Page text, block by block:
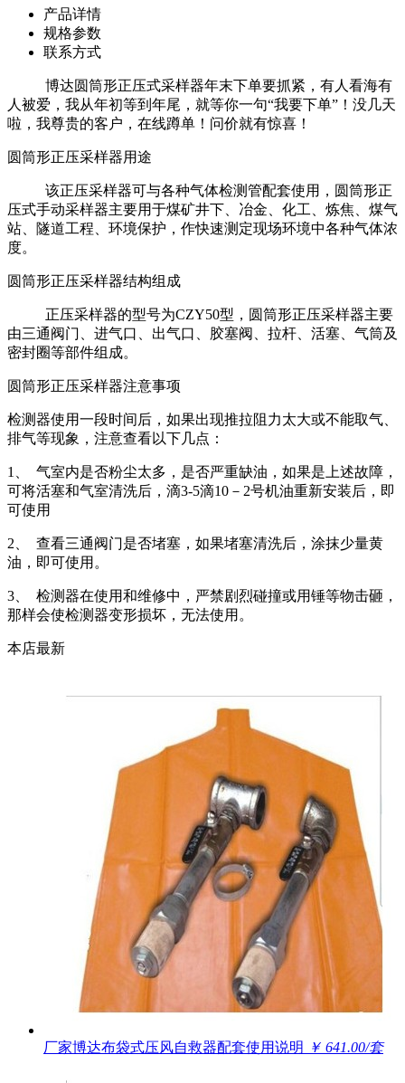
产品详情
规格参数
联系方式
博达圆筒形正压式采样器年末下单要抓紧，有人看海有
人被爱，我从年初等到年尾，就等你一句“我要下单”！没几天
啦，我尊贵的客户，在线蹲单！问价就有惊喜！
圆筒形正压采样器用途
该正压采样器可与各种气体检测管配套使用，圆筒形正
压式手动采样器主要用于煤矿井下、冶金、化工、炼焦、煤气
站、隧道工程、环境保护，作快速测定现场环境中各种气体浓
度。
圆筒形正压采样器结构组成
正压采样器的型号为CZY50型，圆筒形正压采样器主要
由三通阀门、进气口、出气口、胶塞阀、拉杆、活塞、气筒及
密封圈等部件组成。
圆筒形正压采样器注意事项
检测器使用一段时间后，如果出现推拉阻力太大或不能取气、
排气等现象，注意查看以下几点：
1
气室内是否粉尘太多，是否严重缺油，如果是上述故障，
可将活塞和气室清洗后，滴3-5滴10 － 2号机油重新安装后，即
可使用
2
查看三通阀门是否堵塞，如果堵塞清洗后，涂抹少量黄
油，即可使用。
3
检测器在使用和维修中，严禁剧烈碰撞或用锤等物击砸，
那样会使检测器变形损坏，无法使用。
本店最新
厂家博达布袋式压风自救器配套使用说明 ￥ 641.00/套